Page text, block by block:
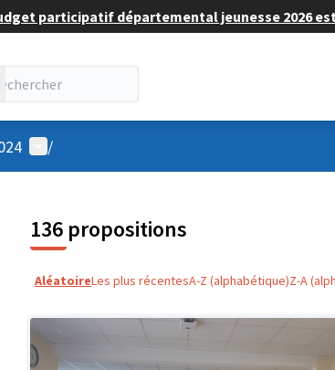
participatif départemental jeunesse 2026 est
Menu utilisateur
/
136 propositions
AléatoireLes plus récentesA-Z (alphabétique)Z-A